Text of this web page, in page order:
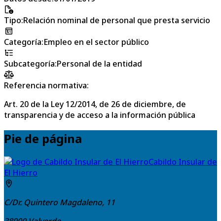
Tipo:Relación nominal de personal que presta servicio
Categoría:Empleo en el sector público
Subcategoría:Personal de la entidad
Referencia normativa:
Art. 20 de la Ley 12/2014, de 26 de diciembre, de
transparencia y de acceso a la información pública
Pie de página
Cabildo Insular de
El Hierro
C/Dr. Quintero Magdaleno, 11